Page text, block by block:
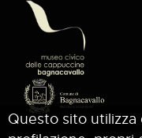
Questo sito